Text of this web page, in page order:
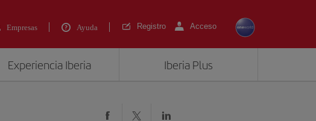
Empresas Ayuda Registro Acceso
Experiencia Iberia Iberia Plus